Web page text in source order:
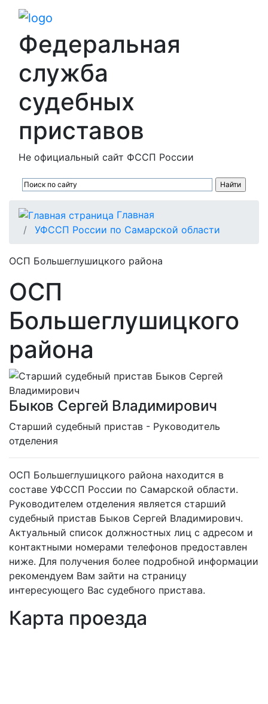
Федеральная
служба
судебных
приставов
Не официальный сайт ФССП России
Главная
УФССП России по Самарской области
ОСП Большеглушицкого района
ОСП
Большеглушицкого
района
Быков Сергей Владимирович
Cтарший судебный пристав - Руководитель
отделения
ОСП Большеглушицкого района находится в
составе УФССП России по Самарской области.
Руководителем отделения является старший
судебный пристав Быков Сергей Владимирович.
Актуальный список должностных лиц с адресом и
контактными номерами телефонов предоставлен
ниже. Для получения более подробной информации
рекомендуем Вам зайти на страницу
интересующего Вас судебного пристава.
Карта проезда